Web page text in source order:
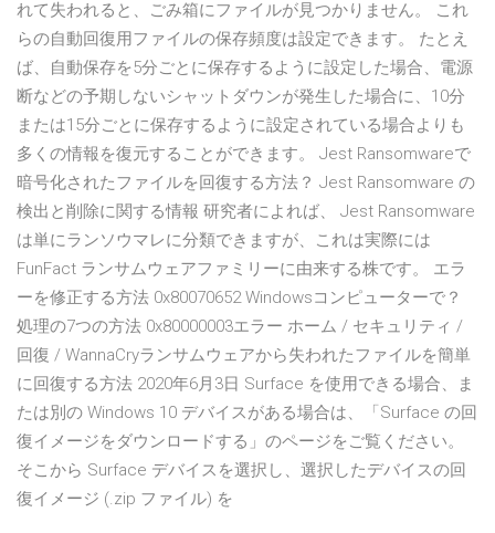
れて失われると、ごみ箱にファイルが見つかりません。 これ
らの自動回復用ファイルの保存頻度は設定できます。 たとえ
ば、自動保存を5分ごとに保存するように設定した場合、電源
断などの予期しないシャットダウンが発生した場合に、10分
または15分ごとに保存するように設定されている場合よりも
多くの情報を復元することができます。 Jest Ransomwareで
暗号化されたファイルを回復する方法？ Jest Ransomware の
検出と削除に関する情報 研究者によれば、 Jest Ransomware
は単にランソウマレに分類できますが、これは実際には
FunFact ランサムウェアファミリーに由来する株です。 エラ
ーを修正する方法 0x80070652 Windowsコンピューターで？
処理の7つの方法 0x80000003エラー ホーム / セキュリティ /
回復 / WannaCryランサムウェアから失われたファイルを簡単
に回復する方法 2020年6月3日 Surface を使用できる場合、ま
たは別の Windows 10 デバイスがある場合は、「Surface の回
復イメージをダウンロードする」のページをご覧ください。
そこから Surface デバイスを選択し、選択したデバイスの回
復イメージ (.zip ファイル) を